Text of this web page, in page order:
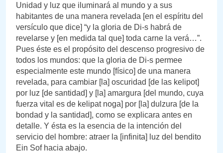
Unidad y luz que iluminará al mundo y a sus
habitantes de una manera revelada [en el espíritu del
versículo que dice] “y la gloria de Di-s habrá de
revelarse y [en medida tal que] toda carne la verá…”.
Pues éste es el propósito del descenso progresivo de
todos los mundos: que la gloria de Di-s permee
especialmente este mundo [físico] de una manera
revelada, para cambiar [la] oscuridad [de las kelipot]
por luz [de santidad] y [la] amargura [del mundo, cuya
fuerza vital es de kelipat noga] por [la] dulzura [de la
bondad y la santidad], como se explicara antes en
detalle. Y ésta es la esencia de la intención del
servicio del hombre: atraer la [infinita] luz del bendito
Ein Sof hacia abajo.